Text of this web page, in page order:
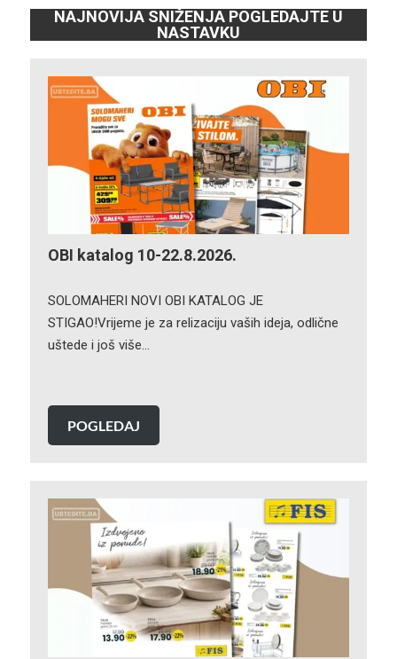
NAJNOVIJA SNIŽENJA POGLEDAJTE U
NASTAVKU
OBI katalog 10-22.8.2026.
SOLOMAHERI NOVI OBI KATALOG JE
STIGAO!Vrijeme je za relizaciju vaših ideja, odlične
uštede i još više…
POGLEDAJ